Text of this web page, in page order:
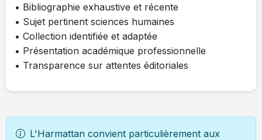
• Bibliographie exhaustive et récente
• Sujet pertinent sciences humaines
• Collection identifiée et adaptée
• Présentation académique professionnelle
• Transparence sur attentes éditoriales
L'Harmattan convient particulièrement aux